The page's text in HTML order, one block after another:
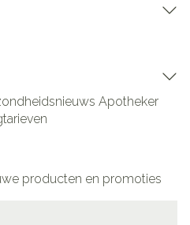
Apotheker
producten en promoties